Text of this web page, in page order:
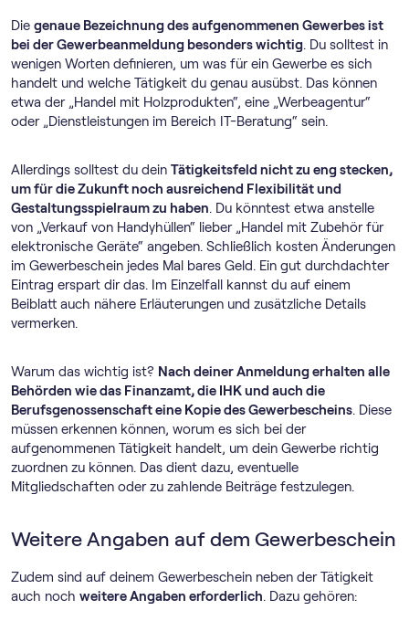
Die genaue Bezeichnung des aufgenommenen Gewerbes ist
bei der Gewerbeanmeldung besonders wichtig. Du solltest in
wenigen Worten definieren, um was für ein Gewerbe es sich
handelt und welche Tätigkeit du genau ausübst. Das können
etwa der „Handel mit Holzprodukten“, eine „Werbeagentur“
oder „Dienstleistungen im Bereich IT-Beratung“ sein.
Allerdings solltest du dein Tätigkeitsfeld nicht zu eng stecken,
um für die Zukunft noch ausreichend Flexibilität und
Gestaltungsspielraum zu haben. Du könntest etwa anstelle
von „Verkauf von Handyhüllen“ lieber „Handel mit Zubehör für
elektronische Geräte“ angeben. Schließlich kosten Änderungen
im Gewerbeschein jedes Mal bares Geld. Ein gut durchdachter
Eintrag erspart dir das. Im Einzelfall kannst du auf einem
Beiblatt auch nähere Erläuterungen und zusätzliche Details
vermerken.
Warum das wichtig ist? Nach deiner Anmeldung erhalten alle
Behörden wie das Finanzamt, die IHK und auch die
Berufsgenossenschaft eine Kopie des Gewerbescheins. Diese
müssen erkennen können, worum es sich bei der
aufgenommenen Tätigkeit handelt, um dein Gewerbe richtig
zuordnen zu können. Das dient dazu, eventuelle
Mitgliedschaften oder zu zahlende Beiträge festzulegen.
Weitere Angaben auf dem Gewerbeschein
Zudem sind auf deinem Gewerbeschein neben der Tätigkeit
auch noch weitere Angaben erforderlich. Dazu gehören: